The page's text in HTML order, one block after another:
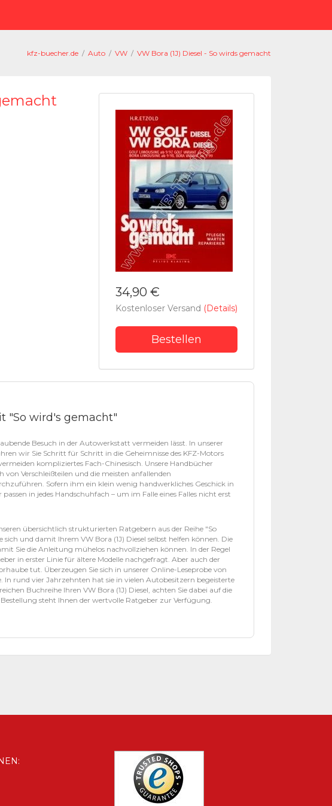
kfz-buecher.de / Auto / VW / VW Bora (1J) Diesel - So wirds gemacht
34,90 €
Kostenloser Versand (Details)
Bestellen
"So wird's gemacht"
Besuch in der Autowerkstatt vermeiden lässt. In unserer
wir Sie Schritt für Schritt in die Geheimnisse des KFZ-Motors
kompliziertes Fach-Chinesisch. Unsere Handbücher
von Verschleißteilen und die meisten anfallenden
Sofern ihm ein klein wenig handwerkliches Geschick in
in jedes Handschuhfach – um im Falle eines Falles nicht erst
übersichtlich strukturierten Ratgebern aus der Reihe "So
und damit Ihrem VW Bora (1J) Diesel selbst helfen können. Die
Sie die Anleitung mühelos nachvollziehen können. In der Regel
in erster Linie für ältere Modelle nachgefragt. Aber auch der
tut. Überzeugen Sie sich in unserer Online-Leseprobe von
rund vier Jahrzehnten hat sie in vielen Autobesitzern begeisterte
Buchreihe Ihren VW Bora (1J) Diesel, achten Sie dabei auf die
steht Ihnen der wertvolle Ratgeber zur Verfügung.